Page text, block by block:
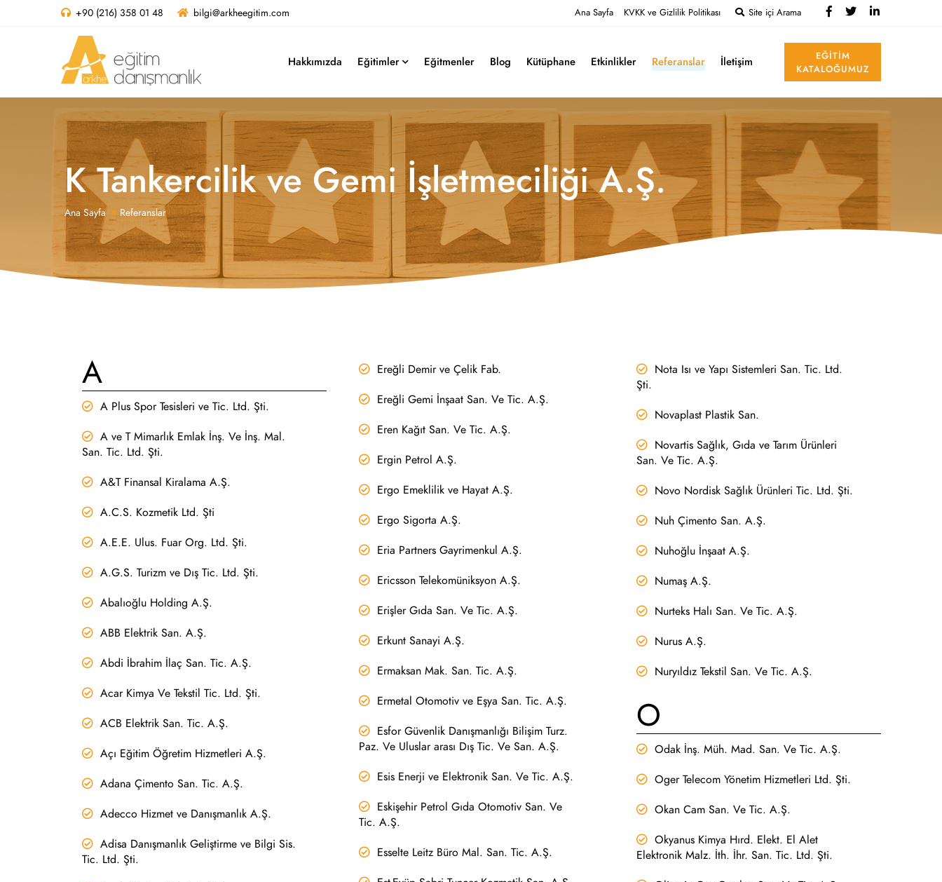
+90 (216) 358 01 48 bilgi@arkheegitim.com Ana Sayfa KVKK ve Gizlilik Politikası Site içi Arama
Hakkımızda Eğitimler Eğitmenler Blog Kütüphane Etkinlikler Referanslar İletişim
EĞITIM
KATALOĞUMUZ
K Tankercilik ve Gemi İşletmeciliği A.Ş.
Ana Sayfa Referanslar
A
A Plus Spor Tesisleri ve Tic. Ltd. Şti.
A ve T Mimarlık Emlak İnş. Ve İnş. Mal.
San. Tic. Ltd. Şti.
A&T Finansal Kiralama A.Ş.
A.C.S. Kozmetik Ltd. Şti
A.E.E. Ulus. Fuar Org. Ltd. Şti.
A.G.S. Turizm ve Dış Tic. Ltd. Şti.
Abalıoğlu Holding A.Ş.
ABB Elektrik San. A.Ş.
Abdi İbrahim İlaç San. Tic. A.Ş.
Acar Kimya Ve Tekstil Tic. Ltd. Şti.
ACB Elektrik San. Tic. A.Ş.
Açı Eğitim Öğretim Hizmetleri A.Ş.
Adana Çimento San. Tic. A.Ş.
Adecco Hizmet ve Danışmanlık A.Ş.
Adisa Danışmanlık Geliştirme ve Bilgi Sis.
Tic. Ltd. Şti.
Ereğli Demir ve Çelik Fab.
Ereğli Gemi İnşaat San. Ve Tic. A.Ş.
Eren Kağıt San. Ve Tic. A.Ş.
Ergin Petrol A.Ş.
Ergo Emeklilik ve Hayat A.Ş.
Ergo Sigorta A.Ş.
Eria Partners Gayrimenkul A.Ş.
Ericsson Telekomüniksyon A.Ş.
Erişler Gıda San. Ve Tic. A.Ş.
Erkunt Sanayi A.Ş.
Ermaksan Mak. San. Tic. A.Ş.
Ermetal Otomotiv ve Eşya San. Tic. A.Ş.
Esfor Güvenlik Danışmanlığı Bilişim Turz.
Paz. Ve Uluslar arası Dış Tic. Ve San. A.Ş.
Esis Enerji ve Elektronik San. Ve Tic. A.Ş.
Eskişehir Petrol Gıda Otomotiv San. Ve
Tic. A.Ş.
Esselte Leitz Büro Mal. San. Tic. A.Ş.
Nota Isı ve Yapı Sistemleri San. Tic. Ltd.
Şti.
Novaplast Plastik San.
Novartis Sağlık, Gıda ve Tarım Ürünleri
San. Ve Tic. A.Ş.
Novo Nordisk Sağlık Ürünleri Tic. Ltd. Şti.
Nuh Çimento San. A.Ş.
Nuhoğlu İnşaat A.Ş.
Numaş A.Ş.
Nurteks Halı San. Ve Tic. A.Ş.
Nurus A.Ş.
Nuryıldız Tekstil San. Ve Tic. A.Ş.
O
Odak İnş. Müh. Mad. San. Ve Tic. A.Ş.
Oger Telecom Yönetim Hizmetleri Ltd. Şti.
Okan Cam San. Ve Tic. A.Ş.
Okyanus Kimya Hırd. Elekt. El Alet
Elektronik Malz. İth. İhr. San. Tic. Ltd. Şti.